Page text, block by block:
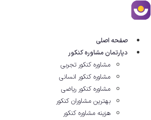
صفحه اصلی
دپارتمان مشاوره کنکور
مشاوره کنکور تجربی
مشاوره کنکور انسانی
مشاوره کنکور ریاضی
بهترین مشاوران کنکور
هزینه مشاوره کنکور